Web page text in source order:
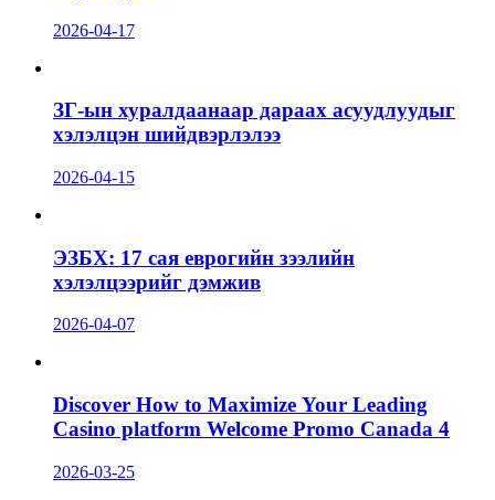
2026-04-17
ЗГ-ын хуралдаанаар дараах асуудлуудыг
хэлэлцэн шийдвэрлэлээ
2026-04-15
ЭЗБХ: 17 сая еврогийн зээлийн
хэлэлцээрийг дэмжив
2026-04-07
Discover How to Maximize Your Leading
Casino platform Welcome Promo Canada 4
2026-03-25